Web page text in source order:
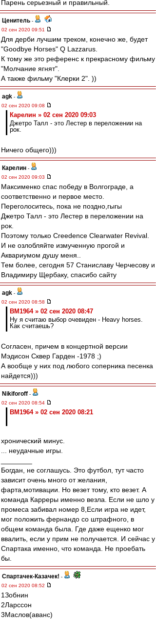
Парень серьезный и правильный.
Ценитель -
02 сен 2020 09:51
Для дерби лучшим треком, конечно же, будет
"Goodbye Horses" Q Lazzarus.
К тому же это референс к прекрасному фильму
"Молчание ягнят".
А также фильму "Клерки 2". ))
agk -
02 сен 2020 09:08
Карелин » 02 сен 2020 09:03
Джетро Талл - это Лестер в переложении на
рок.
Ничего общего)))
Карелин -
02 сен 2020 09:03
Максименко спас победу в Волгограде, а
соответственно и первое место.
Переголоситесь, пока не поздно,гыгы
Джетро Талл - это Лестер в переложении на
рок.
Поэтому только Creedence Clearwater Revival.
И не озлобляйте измученную прогой и
Аквариумом душу меня..
Тем более, сегодня 57 Станиславу Черчесову и
Владимиру Щербаку, спасибо сайту
agk -
02 сен 2020 08:58
BM1964 » 02 сен 2020 08:47
Ну я считаю выбор очевиден - Heavy horses.
Как считаешь?
Согласен, причем в концертной версии
Мэдисон Сквер Гарден -1978 ;)
А вообще у них под любого соперника песенка
найдется)))
Nikiforoff -
02 сен 2020 08:54
BM1964 » 02 сен 2020 08:21
хронический минус.
... неудачные игры.
Богдан, не соглашусь. Это футбол, тут часто
зависит очень много от желания,
фарта,мотивации. Но везет тому, кто везет. А
команда Карреры именно везла. Если не шло у
промеса забивал номер 8,Если игра не идет,
мог положить фернандо со штрафного, в
общем команда была. Где даже ещенко мог
ввалить, если у прим не получается. И сейчас у
Спартака именно, что команда. Не проебать
бы.
Спартачек-Казачек! -
02 сен 2020 08:52
1Зобнин
2Ларссон
3Маслов(аванс)